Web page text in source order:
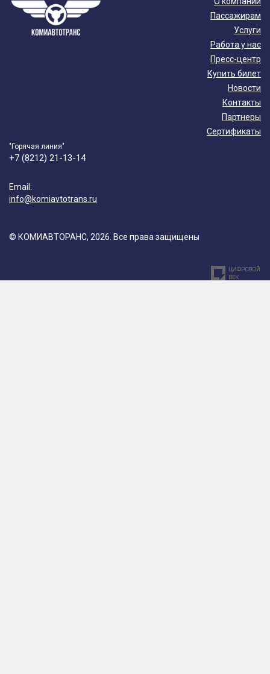
Пассажирам
Услуги
Работа у нас
Пресс-центр
Купить билет
Новости
Контакты
Партнеры
Сертификаты
"Горячая линия"
+7 (8212) 21-13-14
Email:
info@komiavtotrans.ru
© КОМИАВТОРАНС, 2026. Все права защищены